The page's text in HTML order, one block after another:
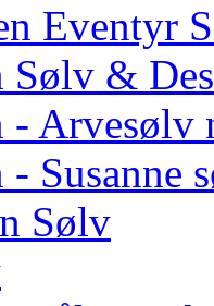
Eventyr
Sølv &
- Arvesølv
- Susanne
Sølv